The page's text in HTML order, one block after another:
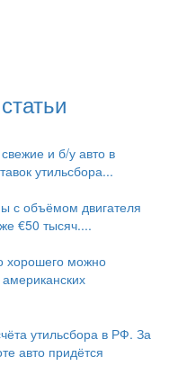
и б/у авто в
утильсбора...
с объёмом двигателя
€50 тысяч....
хорошего можно
утильсбора в РФ. За
авто придётся